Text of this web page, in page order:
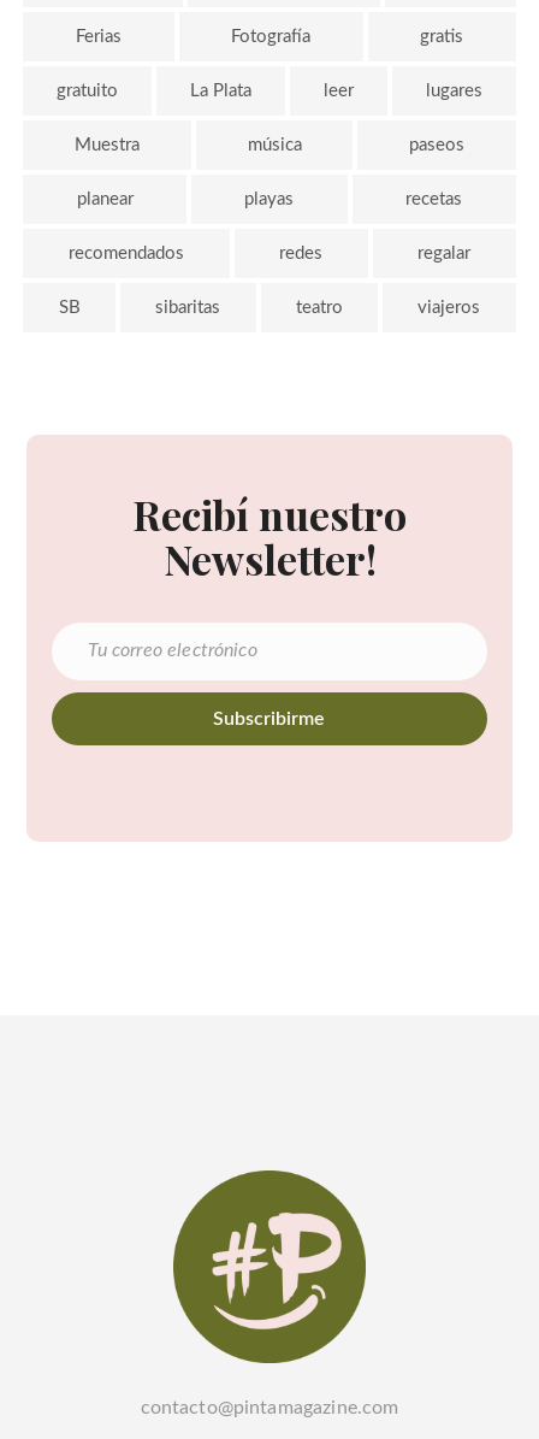
Ferias Fotografía gratis
gratuito La Plata leer lugares
Muestra música paseos
planear playas recetas
recomendados redes regalar
SB sibaritas teatro viajeros
Recibí nuestro
Newsletter!
contacto@pintamagazine.com